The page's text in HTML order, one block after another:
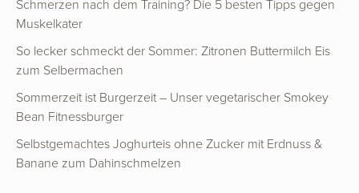
Schmerzen nach dem Training? Die 5 besten Tipps gegen
Muskelkater
So lecker schmeckt der Sommer: Zitronen Buttermilch Eis
zum Selbermachen
Sommerzeit ist Burgerzeit – Unser vegetarischer Smokey
Bean Fitnessburger
Selbstgemachtes Joghurteis ohne Zucker mit Erdnuss &
Banane zum Dahinschmelzen